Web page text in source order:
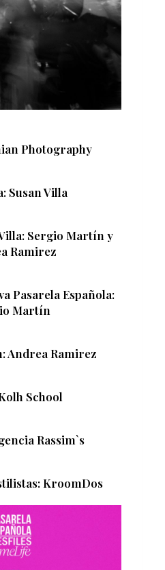
Photography
Susan Villa
Sergio Martín y
Ramirez
Pasarela Española:
Martín
Andrea Ramirez
School
Rassim`s
KroomDos